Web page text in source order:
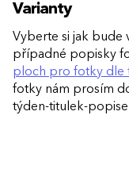
Varianty
Vyberte si jak bude
případné popisky
ploch pro fotky dle
fotky nám prosím
týden-titulek-